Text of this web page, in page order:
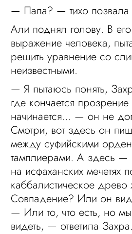
— Папа? — тихо позвала
Али поднял голову. В
выражение человека,
решить уравнение со
неизвестными.
— Я пытаюсь понять,
где кончается
начинается… — он не
Смотри, вот здесь он
между суфийскими
тамплиерами. А здесь —
на исфаханских мечетях
каббалистическое древо
Совпадение? Или он
— Или то, что есть, но
видеть, — ответила Захра.